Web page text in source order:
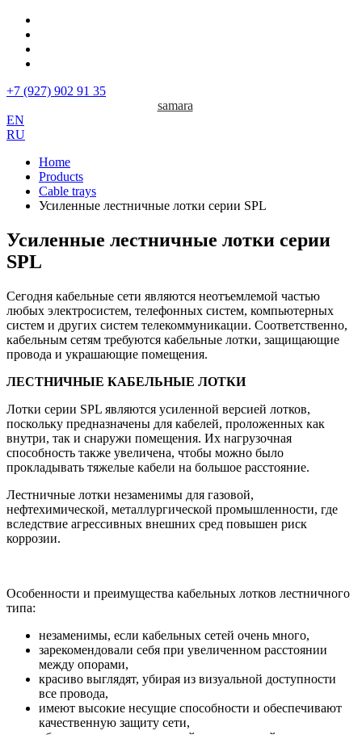
+7 (927) 902 91 35
samara
EN
RU
Home
Products
Cable trays
Усиленные лестничные лотки серии SPL
Усиленные лестничные лотки серии
SPL
Сегодня кабельные сети являются неотъемлемой частью
любых электросистем, телефонных систем, компьютерных
систем и других систем телекоммуникации. Соответственно,
кабельным сетям требуются кабельные лотки, защищающие
провода и украшающие помещения.
ЛЕСТНИЧНЫЕ КАБЕЛЬНЫЕ ЛОТКИ
Лотки серии SPL являются усиленной версией лотков,
поскольку предназначены для кабелей, проложенных как
внутри, так и снаружи помещения. Их нагрузочная
способность также увеличена, чтобы можно было
прокладывать тяжелые кабели на большое расстояние.
Лестничные лотки незаменимы для газовой,
нефтехимической, металлургической промышленности, где
вследствие агрессивных внешних сред повышен риск
коррозии.
Особенности и преимущества кабельных лотков лестничного
типа:
незаменимы, если кабельных сетей очень много,
зарекомендовали себя при увеличенном расстоянии
между опорами,
красиво выглядят, убирая из визуальной доступности
все провода,
имеют высокие несущие способности и обеспечивают
качественную защиту сети,